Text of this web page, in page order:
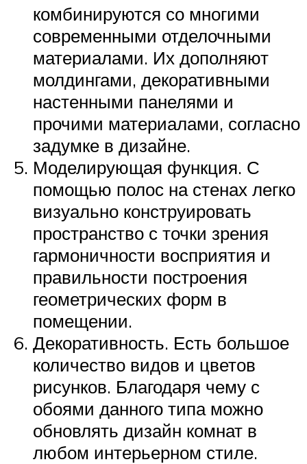
комбинируются со многими
современными отделочными
материалами. Их дополняют
молдингами, декоративными
настенными панелями и
прочими материалами, согласно
задумке в дизайне.
Моделирующая функция. С
помощью полос на стенах легко
визуально конструировать
пространство с точки зрения
гармоничности восприятия и
правильности построения
геометрических форм в
помещении.
Декоративность. Есть большое
количество видов и цветов
рисунков. Благодаря чему с
обоями данного типа можно
обновлять дизайн комнат в
любом интерьерном стиле.